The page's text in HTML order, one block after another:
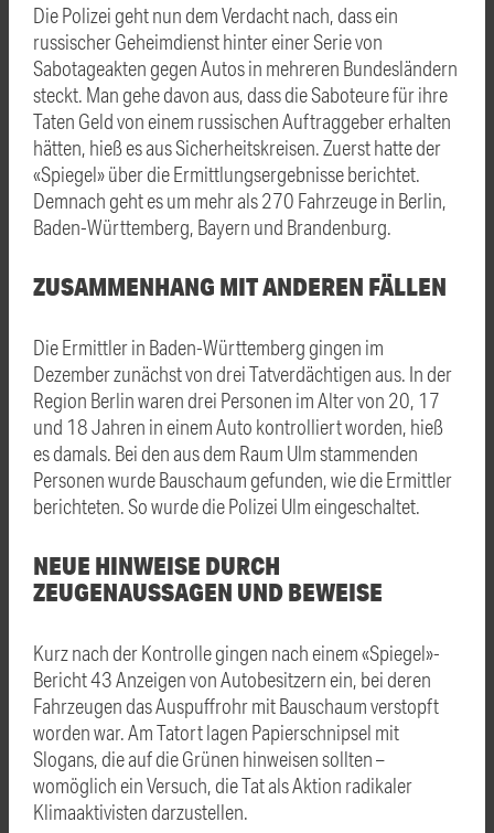
Die Polizei geht nun dem Verdacht nach, dass ein
russischer Geheimdienst hinter einer Serie von
Sabotageakten gegen Autos in mehreren Bundesländern
steckt. Man gehe davon aus, dass die Saboteure für ihre
Taten Geld von einem russischen Auftraggeber erhalten
hätten, hieß es aus Sicherheitskreisen. Zuerst hatte der
«Spiegel» über die Ermittlungsergebnisse berichtet.
Demnach geht es um mehr als 270 Fahrzeuge in Berlin,
Baden-Württemberg, Bayern und Brandenburg.
ZUSAMMENHANG MIT ANDEREN FÄLLEN
Die Ermittler in Baden-Württemberg gingen im
Dezember zunächst von drei Tatverdächtigen aus. In der
Region Berlin waren drei Personen im Alter von 20, 17
und 18 Jahren in einem Auto kontrolliert worden, hieß
es damals. Bei den aus dem Raum Ulm stammenden
Personen wurde Bauschaum gefunden, wie die Ermittler
berichteten. So wurde die Polizei Ulm eingeschaltet.
NEUE HINWEISE DURCH
ZEUGENAUSSAGEN UND BEWEISE
Kurz nach der Kontrolle gingen nach einem «Spiegel»-
Bericht 43 Anzeigen von Autobesitzern ein, bei deren
Fahrzeugen das Auspuffrohr mit Bauschaum verstopft
worden war. Am Tatort lagen Papierschnipsel mit
Slogans, die auf die Grünen hinweisen sollten –
womöglich ein Versuch, die Tat als Aktion radikaler
Klimaaktivisten darzustellen.